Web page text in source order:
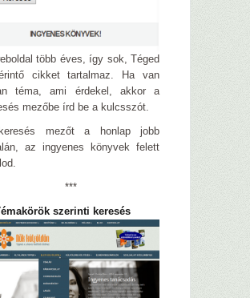
több éves, így sok, Téged
cikket tartalmaz. Ha van
téma, ami érdekel, akkor a
mezőbe írd be a kulcsszót.
mezőt a honlap jobb
az ingyenes könyvek felett
***
szerinti keresés